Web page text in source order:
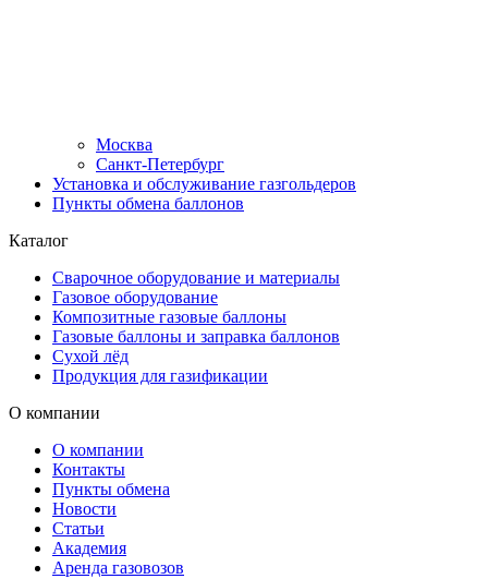
Москва
Санкт-Петербург
Установка и обслуживание газгольдеров
Пункты обмена баллонов
Каталог
Сварочное оборудование и материалы
Газовое оборудование
Композитные газовые баллоны
Газовые баллоны и заправка баллонов
Сухой лёд
Продукция для газификации
О компании
О компании
Контакты
Пункты обмена
Новости
Статьи
Академия
Аренда газовозов